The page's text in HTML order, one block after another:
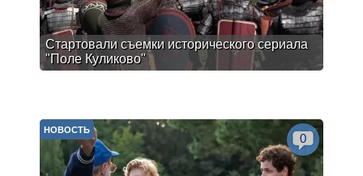
Стартовали съемки исторического сериала
"Поле Куликово"
НОВОСТЬ
0